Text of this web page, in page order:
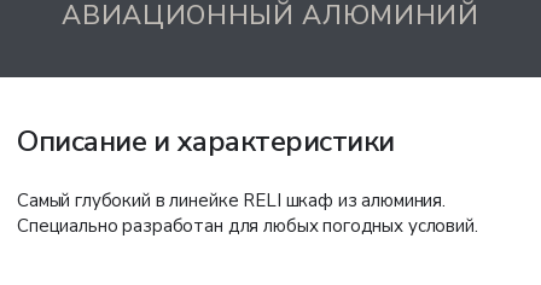
АВИАЦИОННЫЙ АЛЮМИНИЙ
Описание и характеристики
Самый глубокий в линейке RELI шкаф из алюминия.
Специально разработан для любых погодных условий.